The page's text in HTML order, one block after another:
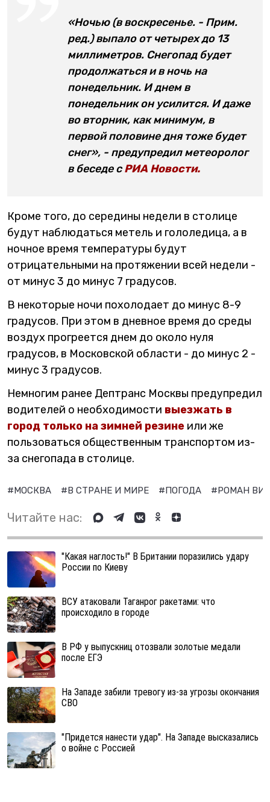
«Ночью (в воскресенье. - Прим.
ред.) выпало от четырех до 13
миллиметров. Снегопад будет
продолжаться и в ночь на
понедельник. И днем в
понедельник он усилится. И даже
во вторник, как минимум, в
первой половине дня тоже будет
снег», - предупредил метеоролог
в беседе сРИА Новости.
Кроме того, до середины недели в столице
будут наблюдаться метель и гололедица, а в
ночное время температуры будут
отрицательными на протяжении всей недели -
от минус 3 до минус 7 градусов.
В некоторые ночи похолодает до минус 8-9
градусов. При этом в дневное время до среды
воздух прогреется днем до около нуля
градусов, в Московской области - до минус 2 -
минус 3 градусов.
Немногим ранее Дептранс Москвы предупредил
водителей о необходимости выезжать в
город только на зимней резине или же
пользоваться общественным транспортом из-
за снегопада в столице.
#МОСКВА #В СТРАНЕ И МИРЕ #ПОГОДА #РОМАН
Читайте нас:
"Какая наглость!" В Британии поразились удару
России по Киеву
ВСУ атаковали Таганрог ракетами: что
происходило в городе
В РФ у выпускниц отозвали золотые медали
после ЕГЭ
На Западе забили тревогу из-за угрозы окончания
СВО
"Придется нанести удар". На Западе высказались
о войне с Россией